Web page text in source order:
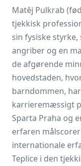
Matěj Pulkrab
tjekkisk
sin fysiske
angriber og en
de afgørende
hovedstaden,
barndommen,
karrieremæssigt
Sparta Praha og
erfaren
internationale
Teplice i den